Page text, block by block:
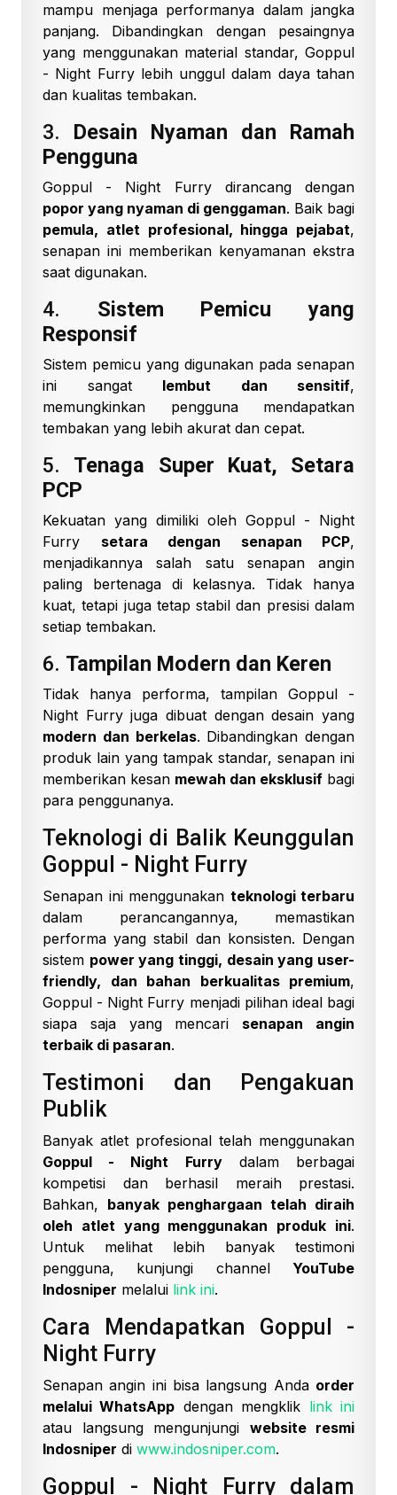
mampu menjaga performanya dalam jangka
panjang. Dibandingkan dengan pesaingnya
yang menggunakan material standar, Goppul
- Night Furry lebih unggul dalam daya tahan
dan kualitas tembakan.
3. Desain Nyaman dan Ramah
Pengguna
Goppul - Night Furry dirancang dengan
popor yang nyaman di genggaman. Baik bagi
pemula, atlet profesional, hingga pejabat,
senapan ini memberikan kenyamanan ekstra
saat digunakan.
4. Sistem Pemicu yang
Responsif
Sistem pemicu yang digunakan pada senapan
ini sangat lembut dan sensitif,
memungkinkan pengguna mendapatkan
tembakan yang lebih akurat dan cepat.
5. Tenaga Super Kuat, Setara
PCP
Kekuatan yang dimiliki oleh Goppul - Night
Furry setara dengan senapan PCP,
menjadikannya salah satu senapan angin
paling bertenaga di kelasnya. Tidak hanya
kuat, tetapi juga tetap stabil dan presisi dalam
setiap tembakan.
6. Tampilan Modern dan Keren
Tidak hanya performa, tampilan Goppul -
Night Furry juga dibuat dengan desain yang
modern dan berkelas. Dibandingkan dengan
produk lain yang tampak standar, senapan ini
memberikan kesan mewah dan eksklusif bagi
para penggunanya.
Teknologi di Balik Keunggulan
Goppul - Night Furry
Senapan ini menggunakan teknologi terbaru
dalam perancangannya, memastikan
performa yang stabil dan konsisten. Dengan
sistem power yang tinggi, desain yang user-
friendly, dan bahan berkualitas premium,
Goppul - Night Furry menjadi pilihan ideal bagi
siapa saja yang mencari senapan angin
terbaik di pasaran.
Testimoni dan Pengakuan
Publik
Banyak atlet profesional telah menggunakan
Goppul - Night Furrydalam berbagai
kompetisi dan berhasil meraih prestasi.
Bahkan, banyak penghargaan telah diraih
oleh atlet yang menggunakan produk ini.
Untuk melihat lebih banyak testimoni
pengguna, kunjungi channel YouTube
Indosniper melalui link ini.
Cara Mendapatkan Goppul -
Night Furry
Senapan angin ini bisa langsung Anda order
melalui WhatsApp dengan mengklik link ini
atau langsung mengunjungi website resmi
Indosniper di www.indosniper.com.
Goppul - Night Furry dalam